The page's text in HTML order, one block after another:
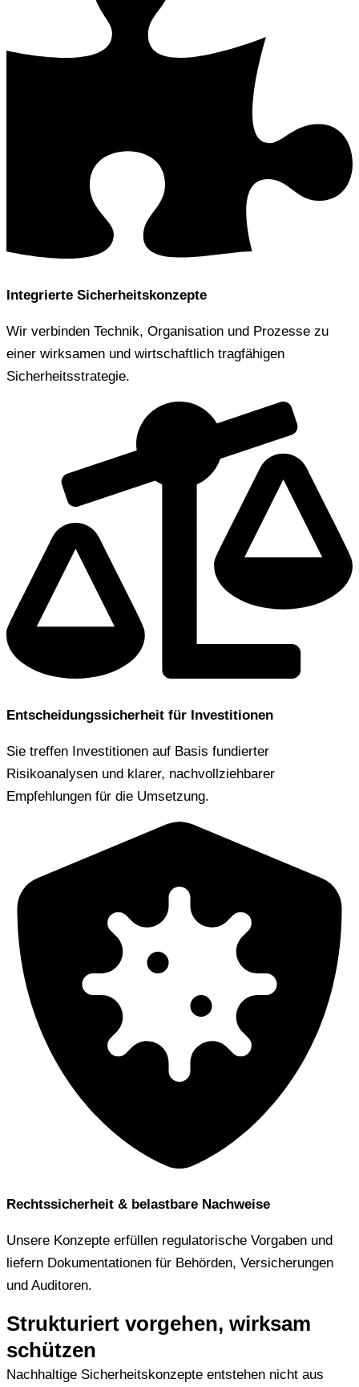
Integrierte Sicherheitskonzepte
Wir verbinden Technik, Organisation und Prozesse zu
einer wirksamen und wirtschaftlich tragfähigen
Sicherheitsstrategie.
Entscheidungssicherheit für Investitionen
Sie treffen Investitionen auf Basis fundierter
Risikoanalysen und klarer, nachvollziehbarer
Empfehlungen für die Umsetzung.
Rechtssicherheit & belastbare Nachweise
Unsere Konzepte erfüllen regulatorische Vorgaben und
liefern Dokumentationen für Behörden, Versicherungen
und Auditoren.
Strukturiert vorgehen, wirksam
schützen
Nachhaltige Sicherheitskonzepte entstehen nicht aus